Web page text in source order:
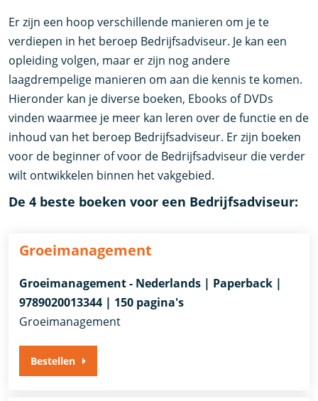
Er zijn een hoop verschillende manieren om je te
verdiepen in het beroep Bedrijfsadviseur. Je kan een
opleiding volgen, maar er zijn nog andere
laagdrempelige manieren om aan die kennis te komen.
Hieronder kan je diverse boeken, Ebooks of DVDs
vinden waarmee je meer kan leren over de functie en de
inhoud van het beroep Bedrijfsadviseur. Er zijn boeken
voor de beginner of voor de Bedrijfsadviseur die verder
wilt ontwikkelen binnen het vakgebied.
De 4 beste boeken voor een Bedrijfsadviseur:
Groeimanagement
Groeimanagement - Nederlands | Paperback |
9789020013344 | 150 pagina's
Groeimanagement
Bestellen